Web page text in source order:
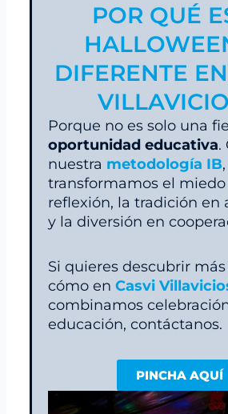
POR QUÉ
DIFERENTE
Porque no es solo una
oportunidad educativa.
nuestra metodología IB,
transformamos el miedo
reflexión, la tradición en
y la diversión en
Si quieres descubrir
cómo enCasvi
combinamos
educación, contáctanos.
PINCHA AQUÍ